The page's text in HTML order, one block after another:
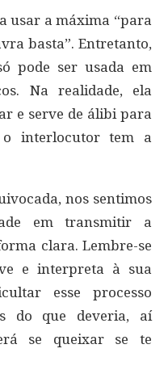
usar a máxima “para
basta”. Entretanto,
pode ser usada em
Na realidade, ela
e serve de álibi para
o interlocutor tem a
nos sentimos
em transmitir a
clara. Lembre-se
e interpreta à sua
esse processo
do que deveria, aí
se queixar se te